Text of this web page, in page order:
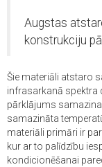
Augstas
konstrukciju
Šie materiāli atstaro
infrasarkanā spektra
pārklājums
samazināta
materiāli primāri ir
kur ar to palīdzību
kondicionēšanai